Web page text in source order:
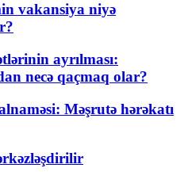
vakansiya niyə
ayrılması:
necə qaçmaq olar?
Məşrutə hərəkatı